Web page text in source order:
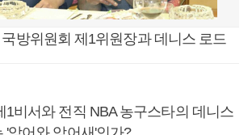
방위원회 제1위원장과 데니스 로드
1비서와 전직 NBA 농구스타의 데니스